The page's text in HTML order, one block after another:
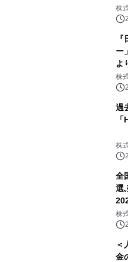
株
ー
よ
支
株
過
株
全
選
株
＜
金